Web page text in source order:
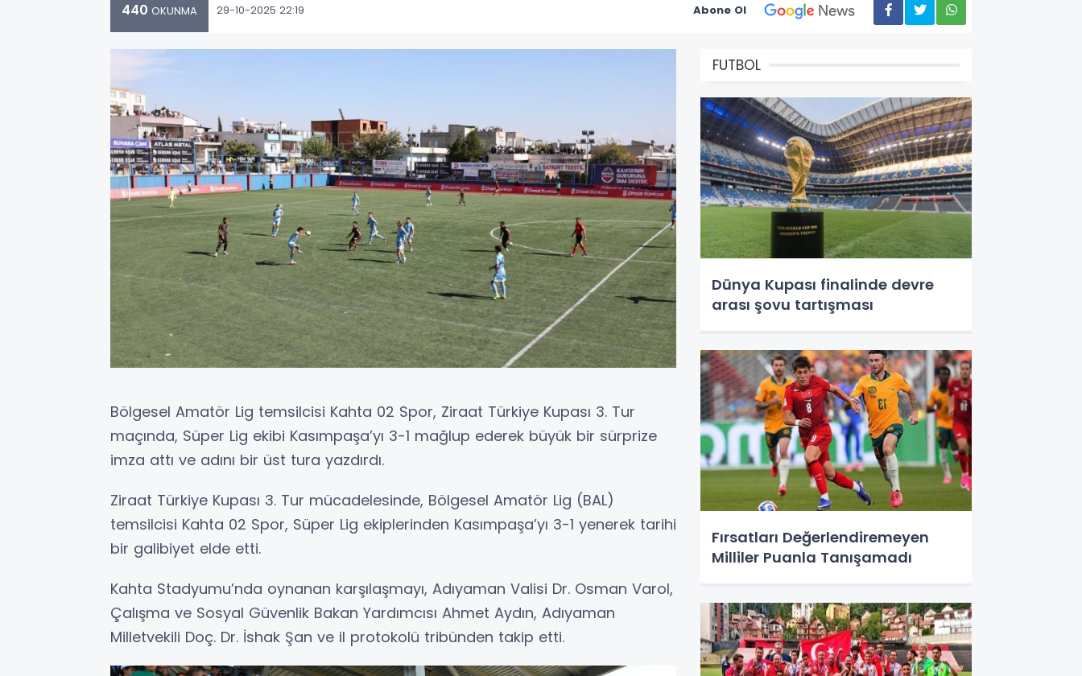
440 OKUNMA 29-10-2025 22:19 Abone Ol
Bölgesel Amatör Lig temsilcisi Kahta 02 Spor, Ziraat Türkiye Kupası 3. Tur
maçında, Süper Lig ekibi Kasımpaşa’yı 3-1 mağlup ederek büyük bir sürprize
imza attı ve adını bir üst tura yazdırdı.
Ziraat Türkiye Kupası 3. Tur mücadelesinde, Bölgesel Amatör Lig (BAL)
temsilcisi Kahta 02 Spor, Süper Lig ekiplerinden Kasımpaşa’yı 3-1 yenerek tarihi
bir galibiyet elde etti.
Kahta Stadyumu’nda oynanan karşılaşmayı, Adıyaman Valisi Dr. Osman Varol,
Çalışma ve Sosyal Güvenlik Bakan Yardımcısı Ahmet Aydın, Adıyaman
Milletvekili Doç. Dr. İshak Şan ve il protokolü tribünden takip etti.
FUTBOL
Dünya Kupası finalinde devre
arası şovu tartışması
Fırsatları Değerlendiremeyen
Milliler Puanla Tanışamadı